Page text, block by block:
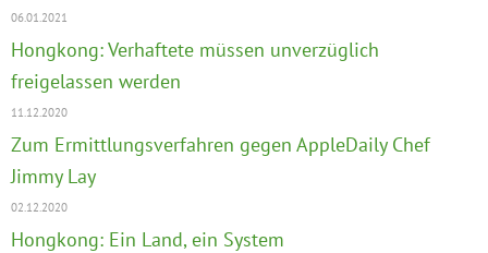
06.01.2021
Hongkong: Verhaftete müssen unverzüglich
freigelassen werden
11.12.2020
Zum Ermittlungsverfahren gegen AppleDaily Chef
Jimmy Lay
02.12.2020
Hongkong: Ein Land, ein System